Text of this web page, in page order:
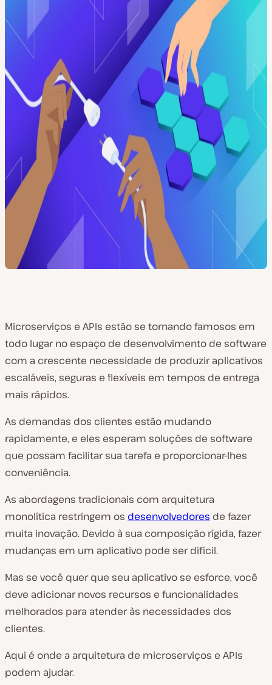
Microserviços e APIs estão se tornando famosos em
todo lugar no espaço de desenvolvimento de software
com a crescente necessidade de produzir aplicativos
escaláveis, seguras e flexíveis em tempos de entrega
mais rápidos.
As demandas dos clientes estão mudando
rapidamente, e eles esperam soluções de software
que possam facilitar sua tarefa e proporcionar-lhes
conveniência.
As abordagens tradicionais com arquitetura
monolítica restringem os desenvolvedores de fazer
muita inovação. Devido à sua composição rígida, fazer
mudanças em um aplicativo pode ser difícil.
Mas se você quer que seu aplicativo se esforce, você
deve adicionar novos recursos e funcionalidades
melhorados para atender às necessidades dos
clientes.
Aqui é onde a arquitetura de microserviços e APIs
podem ajudar.